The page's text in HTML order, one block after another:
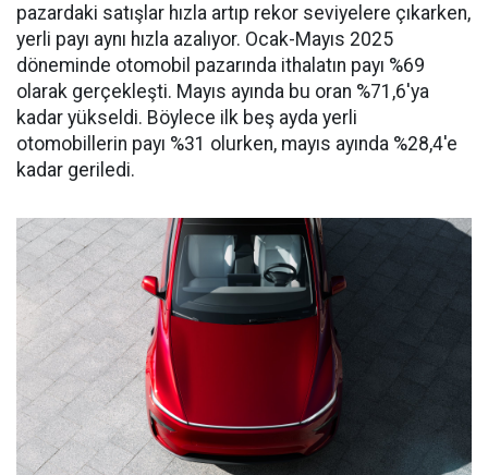
pazardaki satışlar hızla artıp rekor seviyelere çıkarken,
yerli payı aynı hızla azalıyor. Ocak-Mayıs 2025
döneminde otomobil pazarında ithalatın payı %69
olarak gerçekleşti. Mayıs ayında bu oran %71,6'ya
kadar yükseldi. Böylece ilk beş ayda yerli
otomobillerin payı %31 olurken, mayıs ayında %28,4'e
kadar geriledi.